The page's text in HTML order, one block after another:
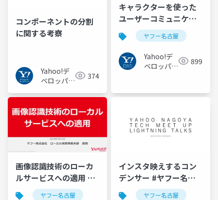
コンポーネントの分割
に関する考察
Yahoo!デ
ベロッパー
ク
374
キャラクターを使った
ユーザーコミュニケー
ション 〜けんさくとえ
んじんの秘密〜 #ヤフ
ー名古屋
ヤフー名古屋
Yahoo!デ
ベロッパー
899
画像認識技術のローカ
ルサービスへの適用 #
ヤフー名古屋
ヤフー名古屋
インスタ映えするコン
デンサー #ヤフー名古
屋
ヤフー名古屋